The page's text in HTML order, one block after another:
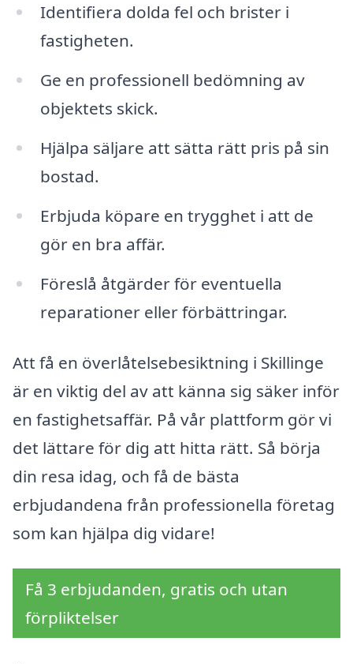
Identifiera dolda fel och brister i
fastigheten.
Ge en professionell bedömning av
objektets skick.
Hjälpa säljare att sätta rätt pris på sin
bostad.
Erbjuda köpare en trygghet i att de
gör en bra affär.
Föreslå åtgärder för eventuella
reparationer eller förbättringar.
Att få en överlåtelsebesiktning i Skillinge
är en viktig del av att känna sig säker inför
en fastighetsaffär. På vår plattform gör vi
det lättare för dig att hitta rätt. Så börja
din resa idag, och få de bästa
erbjudandena från professionella företag
som kan hjälpa dig vidare!
Få 3 erbjudanden, gratis och utan
förpliktelser